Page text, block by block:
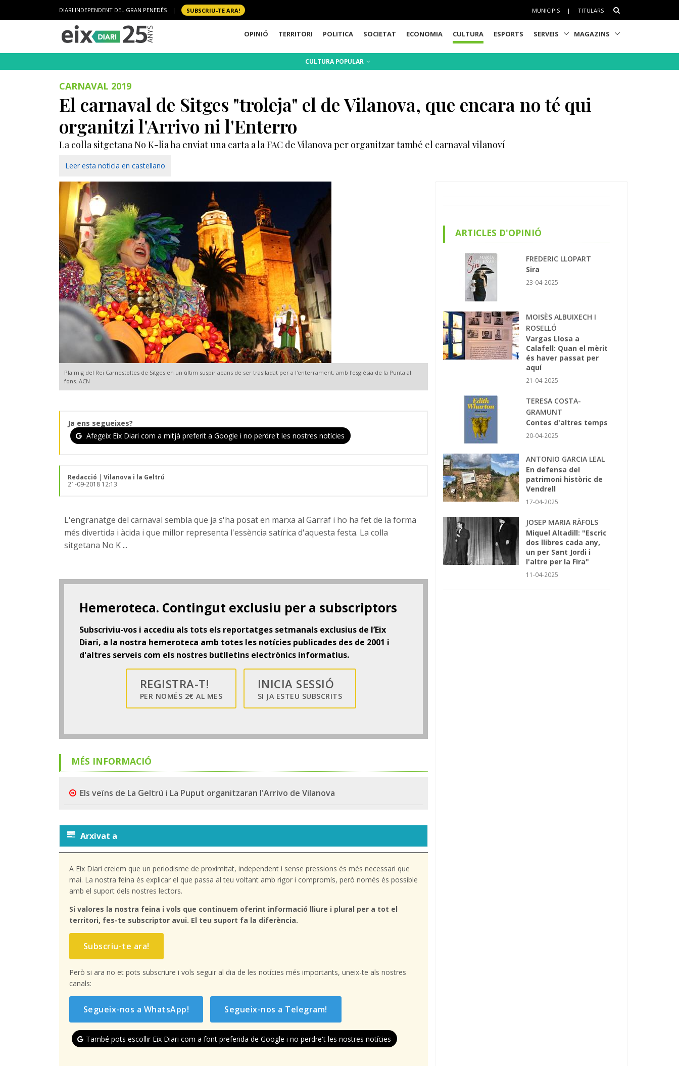
DIARI INDEPENDENT DEL GRAN PENEDÈS | SUBSCRIU-TE ARA! MUNICIPIS | TITULARS
OPINIÓ TERRITORI POLITICA SOCIETAT ECONOMIA CULTURA ESPORTS SERVEIS MAGAZINS
CULTURA POPULAR
CARNAVAL 2019
El carnaval de Sitges "troleja" el de Vilanova, que encara no té qui
organitzi l'Arrivo ni l'Enterro
La colla sitgetana No K-lia ha enviat una carta a la FAC de Vilanova per organitzar també el carnaval vilanoví
Leer esta noticia en castellano
Pla mig del Rei Carnestoltes de Sitges en un últim suspir abans de ser traslladat per a l'enterrament, amb l'església de la Punta al
fons. ACN
Ja ens segueixes?
Afegeix Eix Diari com a mitjà preferit a Google i no perdre't les nostres notícies
Redacció | Vilanova i la Geltrú
21-09-2018 12:13
L'engranatge del carnaval sembla que ja s'ha posat en marxa al Garraf i ho ha fet de la forma
més divertida i àcida i que millor representa l'essència satírica d'aquesta festa. La colla
sitgetana No K ...
Hemeroteca. Contingut exclusiu per a subscriptors
Subscriviu-vos i accediu als tots els reportatges setmanals exclusius de l’Eix
Diari, a la nostra hemeroteca amb totes les notícies publicades des de 2001 i
d'altres serveis com els nostres butlletins electrònics informatius.
REGISTRA-T!
PER NOMÉS 2€ AL MES
INICIA SESSIÓ
SI JA ESTEU SUBSCRITS
MÉS INFORMACIÓ
Els veïns de La Geltrú i La Puput organitzaran l'Arrivo de Vilanova
Arxivat a
A Eix Diari creiem que un periodisme de proximitat, independent i sense pressions és més necessari que
mai. La nostra feina és explicar el que passa al teu voltant amb rigor i compromís, però només és possible
amb el suport dels nostres lectors.
Si valores la nostra feina i vols que continuem oferint informació lliure i plural per a tot el
territori, fes-te subscriptor avui. El teu suport fa la diferència.
Subscriu-te ara!
Però si ara no et pots subscriure i vols seguir al dia de les notícies més importants, uneix-te als nostres
canals:
Segueix-nos a WhatsApp! Segueix-nos a Telegram!
També pots escollir Eix Diari com a font preferida de Google i no perdre't les nostres notícies
ARTICLES D'OPINIÓ
FREDERIC LLOPART
Sira
23-04-2025
MOISÈS ALBUIXECH I
ROSELLÓ
Vargas Llosa a
Calafell: Quan el mèrit
és haver passat per
aquí
21-04-2025
TERESA COSTA-
GRAMUNT
Contes d'altres temps
20-04-2025
ANTONIO GARCIA LEAL
En defensa del
patrimoni històric de
Vendrell
17-04-2025
JOSEP MARIA RÀFOLS
Miquel Altadill: "Escric
dos llibres cada any,
un per Sant Jordi i
l'altre per la Fira"
11-04-2025